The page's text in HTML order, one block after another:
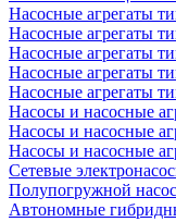
Насосные агрегаты
Насосные агрегаты
Насосные агрегаты
Насосные агрегаты
Насосные агрегаты
Насосы и насосные
Насосы и насосные
Насосы и насосные
Сетевые
Полупогружной
Автономные